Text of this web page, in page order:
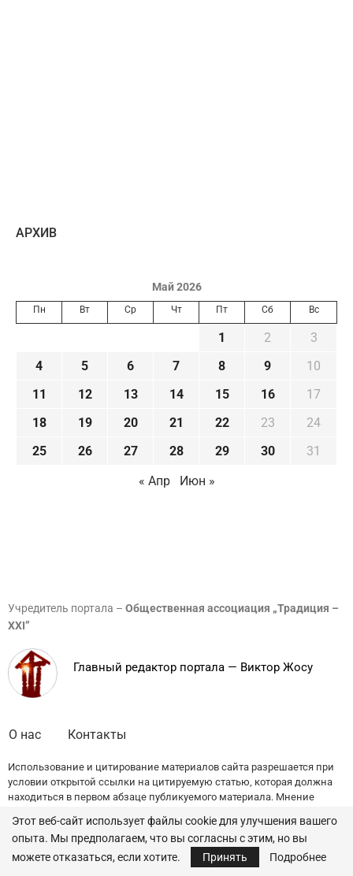
AРХИВ
Май 2026
Пн Вт Ср Чт Пт Сб Вс
1 2
3
4
5 6 7 8 9
10
11
12 13 14 15 16
17
18
19 20 21 22 23
24
25
26 27 28 29 30
31
« Апр
Июн »
Учредитель портала – Общественная ассоциация „Традиция –
XXI”
Главный редактор портала — Виктор Жосу
О нас Контакты
Использование и цитирование материалов сайта разрешается при
условии открытой ссылки на цитируемую статью, которая должна
находиться в первом абзаце публикуемого материала. Мнение
© 2022 — All Rights Reserved. Traditia.md
Этот веб-сайт использует файлы cookie для улучшения вашего
опыта. Мы предполагаем, что вы согласны с этим, но вы
можете отказаться, если хотите.
Принять Подробнее